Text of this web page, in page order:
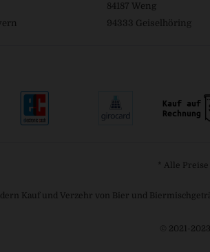
84187 Weng
94333 Geiselhöring
* Alle
Kauf und Verzehr von Bier und
© 2021-